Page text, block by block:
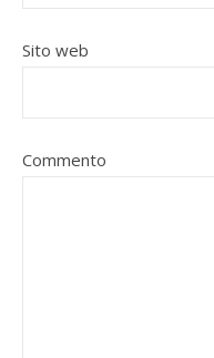
Sito web
Commento